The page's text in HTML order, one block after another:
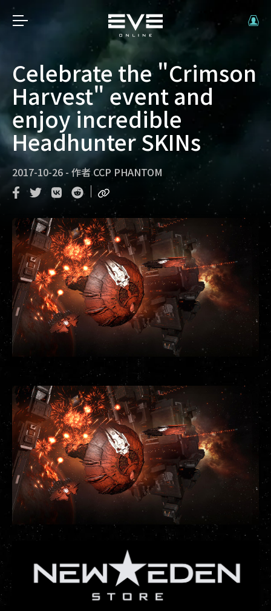
Celebrate the "Crimson
Harvest" event and
enjoy incredible
Headhunter SKINs
2017-10-26 - 作者 CCP PHANTOM